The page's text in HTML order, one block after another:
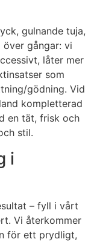
gulnande tuja,
gångar: vi
låter mer
som
gödning. Vid
kompletterad
en tät, frisk och
stil.
i
– fyll i vårt
Vi återkommer
för ett prydligt,